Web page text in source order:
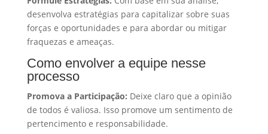
desenvolva estratégias para capitalizar sobre suas
forças e oportunidades e para abordar ou mitigar
fraquezas e ameaças.
Como envolver a equipe nesse
processo
Promova a Participação: Deixe claro que a opinião
de todos é valiosa. Isso promove um sentimento de
pertencimento e responsabilidade.